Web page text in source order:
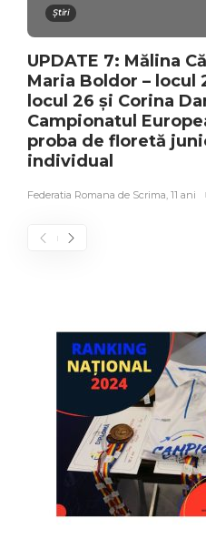
Știri
UPDATE 7: Mălina
Maria Boldor – locul
locul 26 și Corina
Campionatul
proba de floretă
individual
Federatia Romana de Scrima, 11 ani